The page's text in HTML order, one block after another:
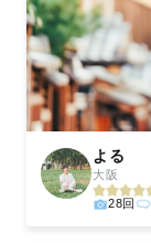
よる
大阪
28回